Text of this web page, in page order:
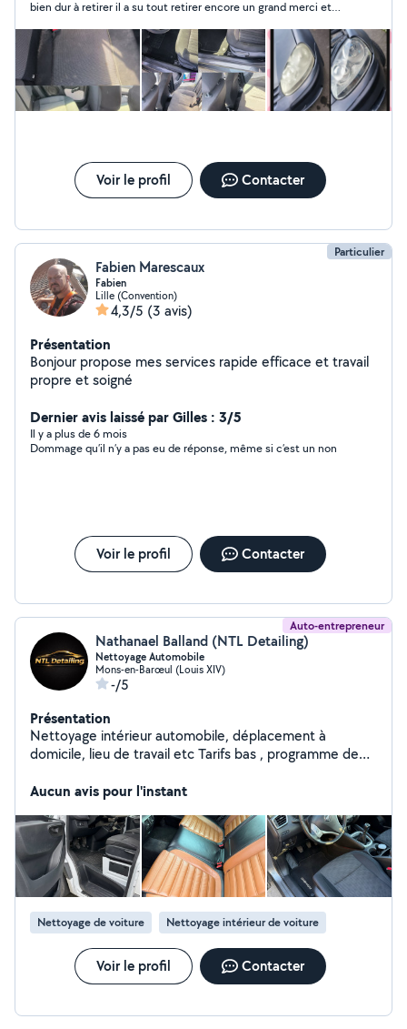
bien dur à retirer il a su tout retirer encore un grand merci et
Voir le profil Contacter
Particulier
Fabien Marescaux
Fabien
Lille (Convention)
4,3/5 (3 avis)
Présentation
Bonjour propose mes services rapide efficace et travail
propre et soigné
Dernier avis laissé par Gilles : 3/5
Il y a plus de 6 mois
Dommage qu’il n’y a pas eu de réponse, même si c’est un non
Voir le profil Contacter
Auto-entrepreneur
Nathanael Balland (NTL Detailing)
Nettoyage Automobile
Mons-en-Barœul (Louis XIV)
-/5
Présentation
Nettoyage intérieur automobile, déplacement à
domicile, lieu de travail etc Tarifs bas , programme de
demande du client.
Aucun avis pour l'instant
Nettoyage de voiture Nettoyage intérieur de voiture
Voir le profil Contacter